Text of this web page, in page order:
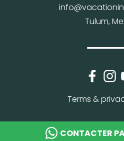
CONTACTER
Tulum,
Terms &